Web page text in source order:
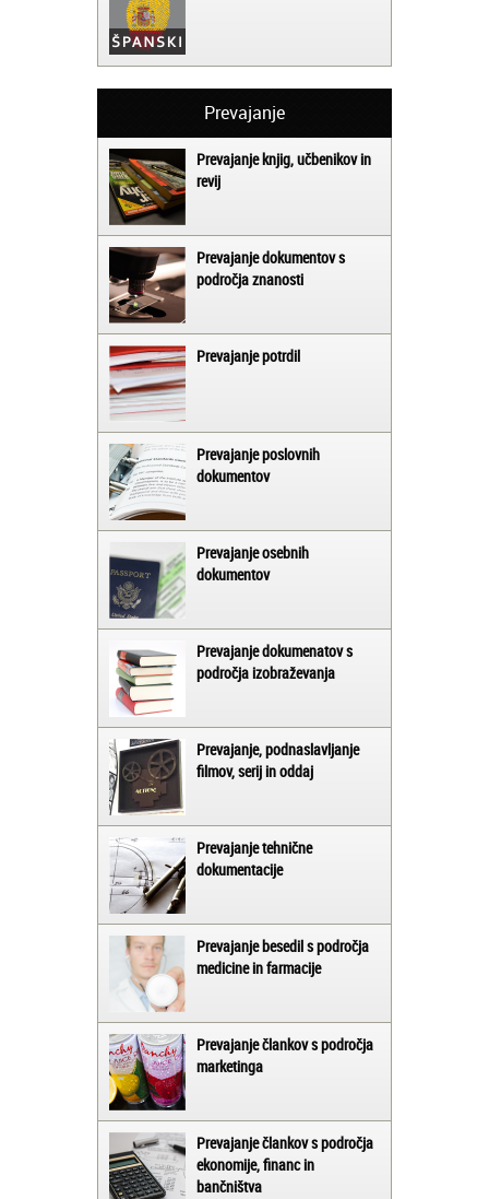
Prevajanje
Prevajanje knjig, učbenikov in
revij
Prevajanje dokumentov s
področja znanosti
Prevajanje potrdil
Prevajanje poslovnih
dokumentov
Prevajanje osebnih
dokumentov
Prevajanje dokumenatov s
področja izobraževanja
Prevajanje, podnaslavljanje
filmov, serij in oddaj
Prevajanje tehnične
dokumentacije
Prevajanje besedil s področja
medicine in farmacije
Prevajanje člankov s področja
marketinga
Prevajanje člankov s področja
ekonomije, financ in
bančništva